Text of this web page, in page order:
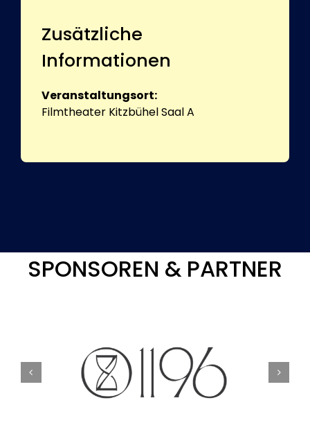
Zusätzliche
Informationen
Veranstaltungsort:
Filmtheater Kitzbühel Saal A
SPONSOREN & PARTNER